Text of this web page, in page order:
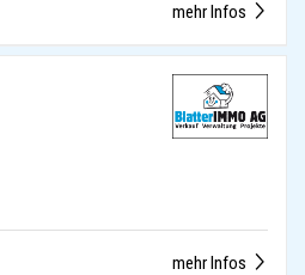
mehr Infos
mehr Infos